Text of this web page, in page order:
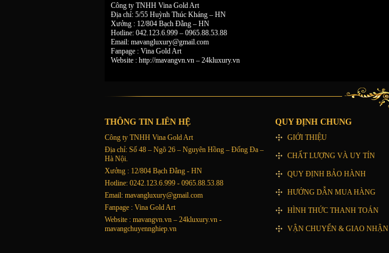
Công ty TNHH Vina Gold Art
Địa chỉ: 5/55 Huỳnh Thúc Kháng – HN
Xưởng : 12/804 Bạch Đằng – HN
Hotline: 042.123.6.999 – 0965.88.53.88
Email: mavangluxury@gmail.com
Fanpage : Vina Gold Art
Website : http://mavangvn.vn – 24kluxury.vn
THÔNG TIN LIÊN HỆ
Công ty TNHH Vina Gold Art
Địa chỉ: Số 48 – Ngõ 26 – Nguyên Hồng – Đống Đa –
Hà Nội.
Xưởng : 12/804 Bạch Đằng - HN
Hotline: 0242.123.6.999 - 0965.88.53.88
Email: mavangluxury@gmail.com
Fanpage : Vina Gold Art
Website : mavangvn.vn – 24kluxury.vn -
mavangchuyennghiep.vn
QUY ĐỊNH CHUNG
GIỚI THIỆU
CHẤT LƯỢNG VÀ UY TÍN
QUY ĐỊNH BẢO HÀNH
HƯỚNG DẪN MUA HÀNG
HÌNH THỨC THANH TOÁN
VẬN CHUYỂN & GIAO NHẬN